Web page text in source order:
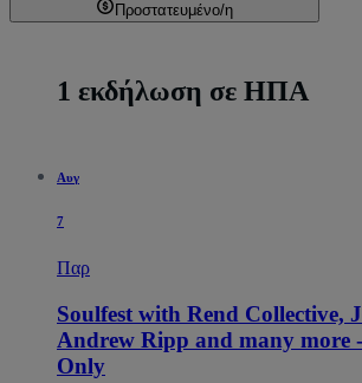
Προστατευμένο/η
1 εκδήλωση σε ΗΠΑ
Αυγ
7
Παρ
Soulfest with Rend Collective,
Andrew Ripp and many more
Only